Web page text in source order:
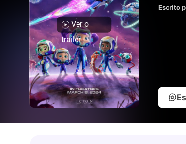
Ver o
trailer
Escrito